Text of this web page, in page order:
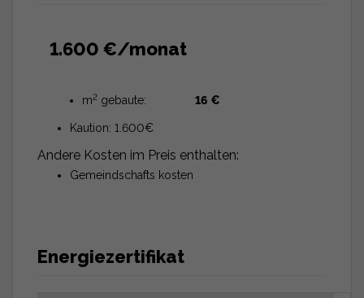
1.600 €/monat
m2 gebaute: 16 €
Kaution: 1.600€
Andere Kosten im Preis enthalten:
Gemeindschafts kosten
Energiezertifikat